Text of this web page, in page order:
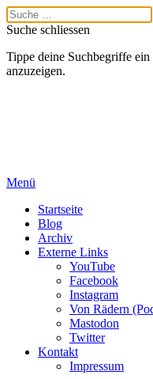
Suche schliessen
Tippe deine Suchbegriffe
anzuzeigen.
Menü
Startseite
Blog
Archiv
Externe Links
YouTube
Facebook
Instagram
Von Rädern
Mastodon
Twitter
Kontakt
Impressum